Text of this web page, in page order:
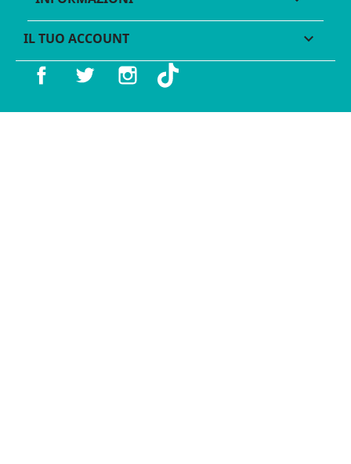
IL TUO ACCOUNT 
Facebook Twitter Instagram